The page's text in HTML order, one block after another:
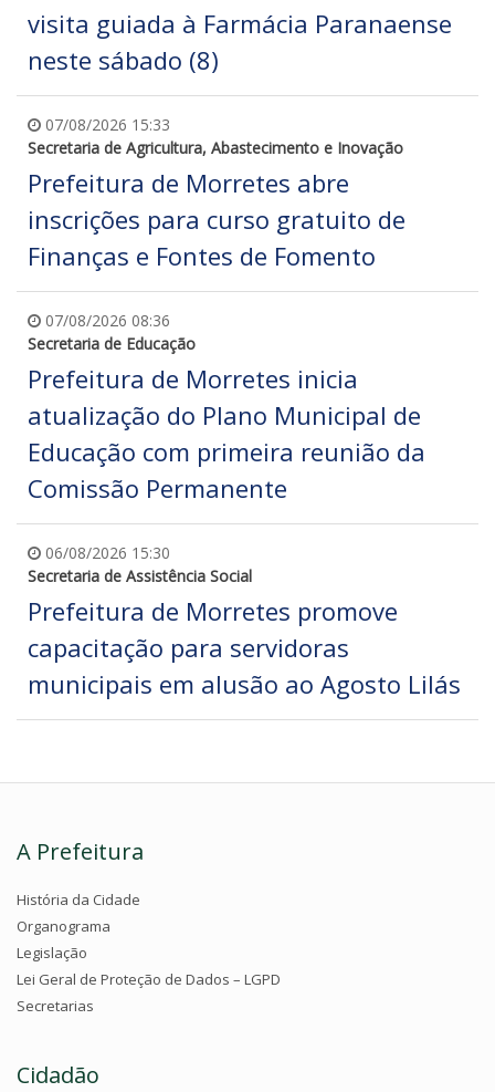
visita guiada à Farmácia Paranaense
neste sábado (8)
07/08/2026 15:33
Secretaria de Agricultura, Abastecimento e Inovação
Prefeitura de Morretes abre
inscrições para curso gratuito de
Finanças e Fontes de Fomento
07/08/2026 08:36
Secretaria de Educação
Prefeitura de Morretes inicia
atualização do Plano Municipal de
Educação com primeira reunião da
Comissão Permanente
06/08/2026 15:30
Secretaria de Assistência Social
Prefeitura de Morretes promove
capacitação para servidoras
municipais em alusão ao Agosto Lilás
A Prefeitura
História da Cidade
Organograma
Legislação
Lei Geral de Proteção de Dados – LGPD
Secretarias
Cidadão